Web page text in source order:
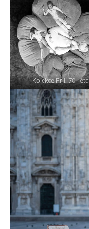
Kolekce Pril, 70. léta